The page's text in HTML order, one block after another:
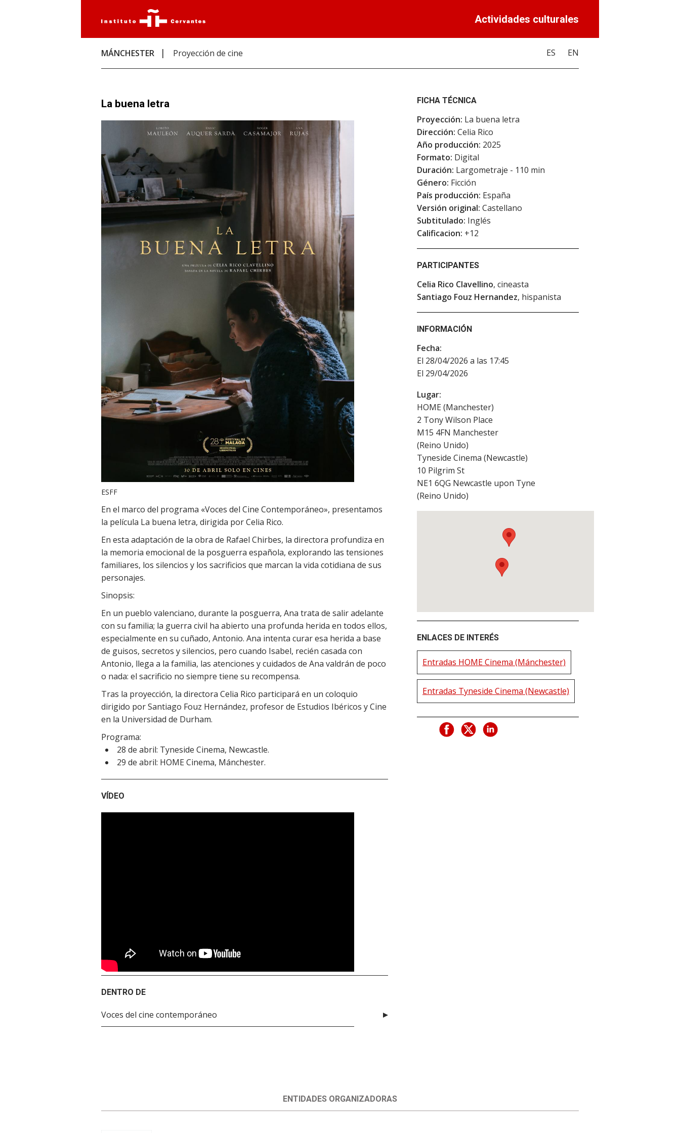
Actividades culturales
MÁNCHESTER Proyección de cine ES EN
La buena letra
ESFF
En el marco del programa «Voces del Cine Contemporáneo», presentamos
la película La buena letra, dirigida por Celia Rico.
En esta adaptación de la obra de Rafael Chirbes, la directora profundiza en
la memoria emocional de la posguerra española, explorando las tensiones
familiares, los silencios y los sacrificios que marcan la vida cotidiana de sus
personajes.
Sinopsis:
En un pueblo valenciano, durante la posguerra, Ana trata de salir adelante
con su familia; la guerra civil ha abierto una profunda herida en todos ellos,
especialmente en su cuñado, Antonio. Ana intenta curar esa herida a base
de guisos, secretos y silencios, pero cuando Isabel, recién casada con
Antonio, llega a la familia, las atenciones y cuidados de Ana valdrán de poco
o nada: el sacrificio no siempre tiene su recompensa.
Tras la proyección, la directora Celia Rico participará en un coloquio
dirigido por Santiago Fouz Hernández, profesor de Estudios Ibéricos y Cine
en la Universidad de Durham.
Programa:
28 de abril: Tyneside Cinema, Newcastle.
29 de abril: HOME Cinema, Mánchester.
VÍDEO
DENTRO DE
Voces del cine contemporáneo
FICHA TÉCNICA
Proyección: La buena letra
Dirección: Celia Rico
Año producción: 2025
Formato: Digital
Duración: Largometraje - 110 min
Género: Ficción
País producción: España
Versión original: Castellano
Subtitulado: Inglés
Calificacion: +12
PARTICIPANTES
Celia Rico Clavellino, cineasta
Santiago Fouz Hernandez, hispanista
INFORMACIÓN
Fecha:
El 28/04/2026 a las 17:45
El 29/04/2026
Lugar:
HOME (Manchester)
2 Tony Wilson Place
M15 4FN Manchester
(Reino Unido)
Tyneside Cinema (Newcastle)
10 Pilgrim St
NE1 6QG Newcastle upon Tyne
(Reino Unido)
ENLACES DE INTERÉS
Entradas HOME Cinema (Mánchester)
Entradas Tyneside Cinema (Newcastle)
ENTIDADES ORGANIZADORAS